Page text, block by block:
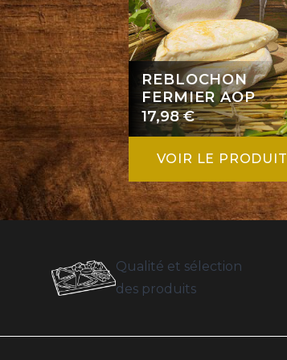
REBLOCHON
FERMIER AOP
17,98€
VOIR LE PRODUIT
Qualité et sélection
des produits